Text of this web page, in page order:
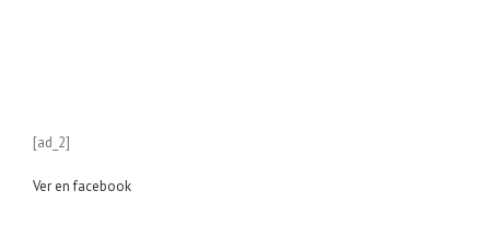
[ad_2]
Ver en facebook